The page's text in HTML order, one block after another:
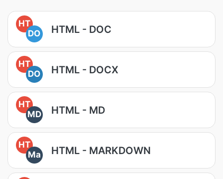
HT
DO
HTML - DOC
HT
DO
HTML - DOCX
HT
MD
HTML - MD
HT
Ma
HTML - MARKDOWN